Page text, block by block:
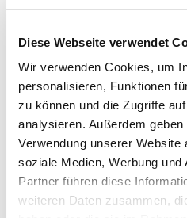
Diese Webseite verwendet
Wir verwenden Cookies, um
personalisieren, Funktionen
zu können und die Zugriffe
analysieren. Außerdem
Verwendung unserer Website
soziale Medien, Werbung
Partner führen diese
weiteren Daten zusammen,
Suchen nach
Finden